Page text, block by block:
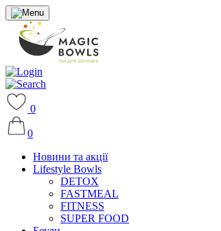
0
0
Новини та акції
Lifestyle Bowls
DETOX
FASTMEAL
FITNESS
SUPER FOOD